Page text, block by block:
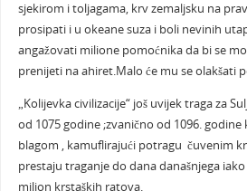
sjekirom i toljagama, krv zemaljsku na
prosipati i u okeane suza i boli nevinih
angažovati milione pomoćnika da bi se
prenijeti na ahiret.Malo će mu se olakšati
„Kolijevka civilizacije“ još uvijek traga za
od 1075 godine ;zvanično od 1096.
blagom , kamuflirajući potragu čuvenim
prestaju traganje do dana današnjega
milion krstaških ratova.